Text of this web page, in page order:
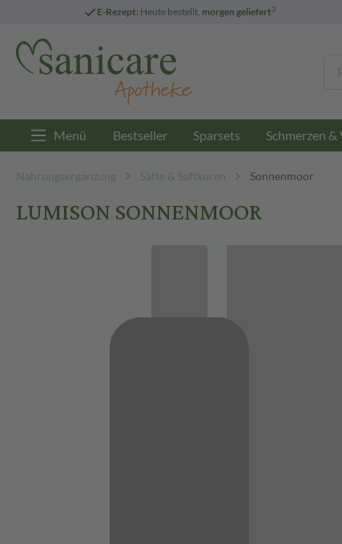
E-Rezept: Heute bestellt, morgen geliefert3
Menü Bestseller Sparsets Schmerzen
Nahrungsergänzung Säfte & Saftkuren Sonnenmoor
LUMISON SONNENMOOR